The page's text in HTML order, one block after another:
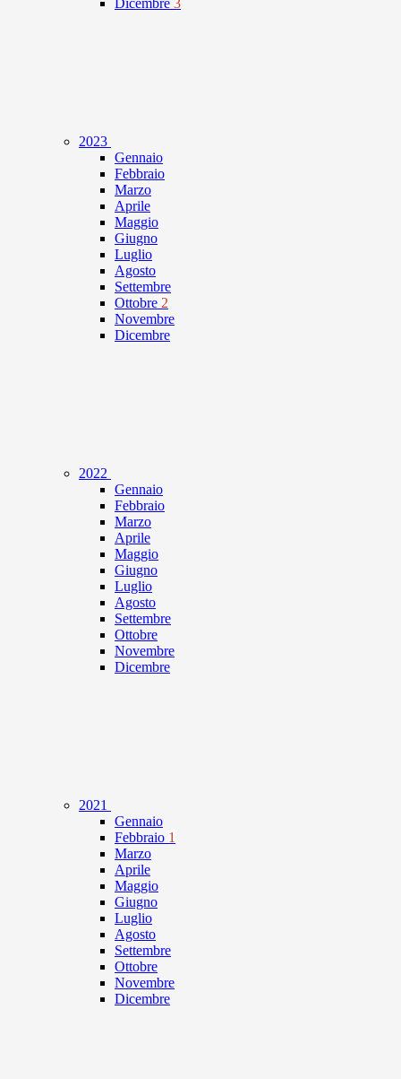
Dicembre 3
2023
Gennaio
Febbraio
Marzo
Aprile
Maggio
Giugno
Luglio
Agosto
Settembre
Ottobre 2
Novembre
Dicembre
2022
Gennaio
Febbraio
Marzo
Aprile
Maggio
Giugno
Luglio
Agosto
Settembre
Ottobre
Novembre
Dicembre
2021
Gennaio
Febbraio 1
Marzo
Aprile
Maggio
Giugno
Luglio
Agosto
Settembre
Ottobre
Novembre
Dicembre